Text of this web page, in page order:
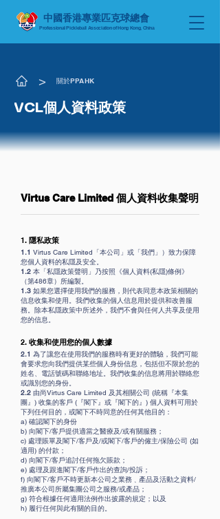
Professional Pickleball Associationof Hong Kong, China
中國香港專業匹克球總會
​> 關於PPAHK
VCL個人資料政策
Virtus Care Limited 個人資料收集聲明
1. 隱私政策
1.1 Virtus Care Limited「本公司」或「我們」）致力保障
您個人資料的私隱及安全。
1.2 本「私隱政策聲明」乃按照《個人資料(私隱)條例》
（第486章）所編製。
1.3 如果您選擇使用我們的服務，則代表同意本政策相關的
信息收集和使用。我們收集的個人信息用於提供和改善服
務。除本私隱政策中所述外，我們不會與任何人共享及使用
您的信息。
2. 收集和使用您的個人數據
2.1 為了讓您在使用我們的服務時有更好的體驗，我們可能
會要求您向我們提供某些個人身份信息，包括但不限於您的
姓名、電話號碼和聯絡地址。我們收集的信息將用於聯絡您
或識別您的身份。
2.2 由尚Virtus Care Limited 及其相關公司 (統稱『本集
團』) 收集的客戶 (『閣下』或『閣下的』) 個人資料可用於
下列任何目的，或閣下不時同意的任何其他目的：
a) 確認閣下的身份
b) 向閣下/客戶提供適當之醫療及/或有關服務；
c) 處理賬單及閣下/客戶及/或閣下/客戶的僱主/保險公司 (如
適用) 的付款；
d) 向閣下/客戶追討任何拖欠賬款；
e) 處理及跟進閣下/客戶作出的查詢/投訴；
f) 向閣下/客戶不時更新本公司之業務﹑產品及活動之資料/
推廣本公司所屬集團公司之服務/或產品；
g) 符合根據任何適用法例作出披露的規定；以及
h) 履行任何與此有關的目的。